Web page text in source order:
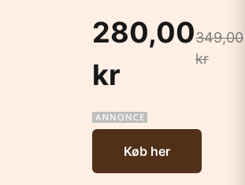
280,00
kr
349,00
kr
Køb her